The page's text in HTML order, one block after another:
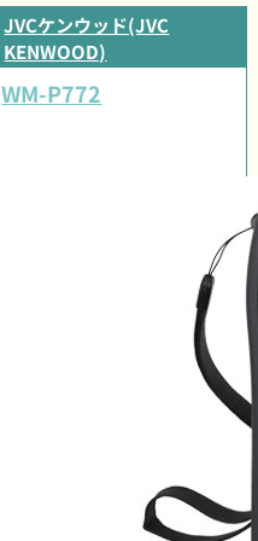
JVCケンウッド(JVC
KENWOOD)
WM-P772